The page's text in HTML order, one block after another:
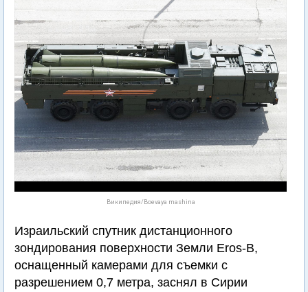
Википедия/Boevaya mashina
Израильский спутник дистанционного
зондирования поверхности Земли Eros-B,
оснащенный камерами для съемки с
разрешением 0,7 метра, заснял в Сирии